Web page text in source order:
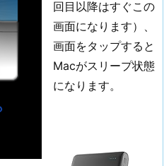
回目以降はすぐこの
画面になります）、
画面をタップすると
Macがスリープ状態
になります。